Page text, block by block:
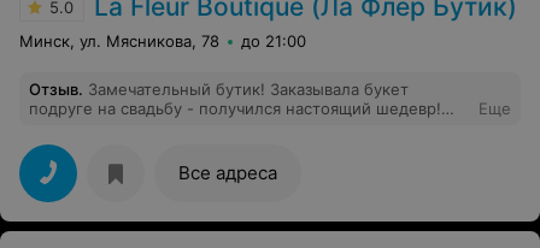
5.0 La Fleur Boutique (Ла Флер Бутик)
Минск, ул. Мясникова, 78 до 21:00
Отзыв. Замечательный бутик! Заказывала букет
подруге на свадьбу - получился настоящий шедевр!
стороны персонала. Атмосфера замечательная! Сразу
видно - девочки мастера своего дела, и, что самое
главное, любят свою работу!
Еще
Все адреса